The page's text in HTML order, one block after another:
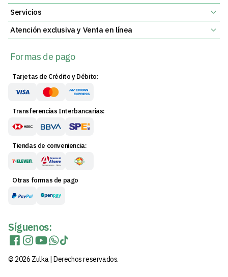
Servicios
Atención exclusiva y Venta en línea
Formas de pago
Tarjetas de Crédito y Débito:
Transferencias Interbancarias:
Tiendas de conveniencia:
Otras formas de pago
Síguenos:
© 2026 Zulka | Derechos reservados.